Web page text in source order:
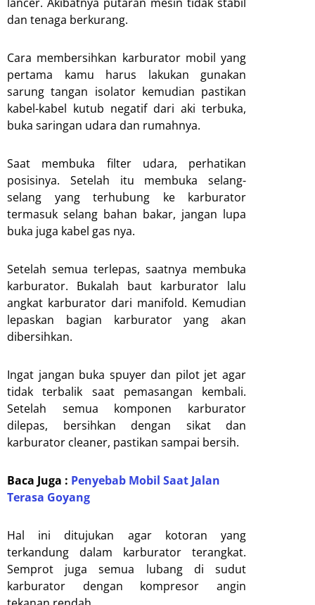
dan tenaga berkurang.
Cara membersihkan karburator mobil yang
pertama kamu harus lakukan gunakan
sarung tangan isolator kemudian pastikan
kabel-kabel kutub negatif dari aki terbuka,
buka saringan udara dan rumahnya.
Saat membuka filter udara, perhatikan
posisinya. Setelah itu membuka selang-
selang yang terhubung ke karburator
termasuk selang bahan bakar, jangan lupa
buka juga kabel gas nya.
Setelah semua terlepas, saatnya membuka
karburator. Bukalah baut karburator lalu
angkat karburator dari manifold. Kemudian
lepaskan bagian karburator yang akan
dibersihkan.
Ingat jangan buka spuyer dan pilot jet agar
tidak terbalik saat pemasangan kembali.
Setelah semua komponen karburator
dilepas, bersihkan dengan sikat dan
karburator cleaner, pastikan sampai bersih.
Baca Juga : Penyebab Mobil Saat Jalan
Terasa Goyang
Hal ini ditujukan agar kotoran yang
terkandung dalam karburator terangkat.
Semprot juga semua lubang di sudut
karburator dengan kompresor angin